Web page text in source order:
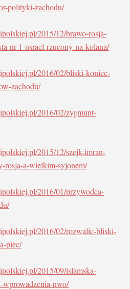
polityki-zachodu/
2015/12/brawo-rosja-
nr-1-usrael-rzucony-na-kolana/
2016/02/bliski-koniec-
zachodu/
2016/02/zygmunt-
2015/12/szejk-imran-
rosja-a-wielkim-syjonem/
2016/01/przywodca-
2016/02/rozwalic-bliski-
piec/
2015/09/islamska-
wprowadzenia-nwo/